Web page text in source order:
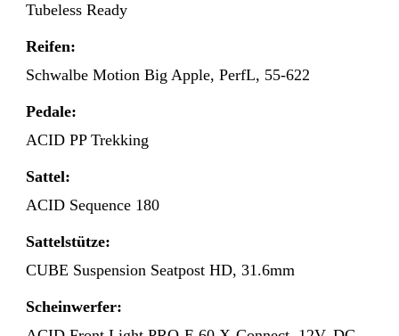
Tubeless Ready
Reifen:
Schwalbe Motion Big Apple, PerfL, 55-622
Pedale:
ACID PP Trekking
Sattel:
ACID Sequence 180
Sattelstütze:
CUBE Suspension Seatpost HD, 31.6mm
Scheinwerfer: